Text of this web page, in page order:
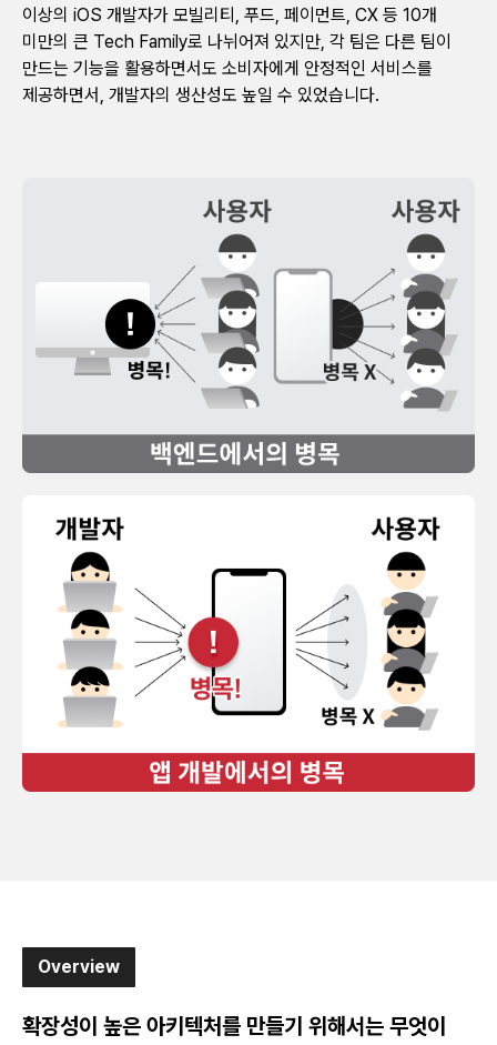
이상의 iOS 개발자가 모빌리티, 푸드, 페이먼트, CX 등 10개
미만의 큰 Tech Family로 나뉘어져 있지만, 각 팀은 다른 팀이
만드는 기능을 활용하면서도 소비자에게 안정적인 서비스를
제공하면서, 개발자의 생산성도 높일 수 있었습니다.
Overview
확장성이 높은 아키텍처를 만들기 위해서는 무엇이